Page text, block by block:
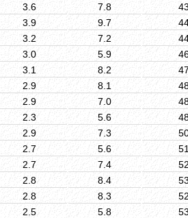
3.6 7.8
3.9 9.7
3.2 7.2
3.0 5.9
3.1 8.2
2.9 8.1
2.9 7.0
2.3 5.6
2.9 7.3
2.7 5.6
2.7 7.4
2.8 8.4
2.8 8.3
2.5 5.8